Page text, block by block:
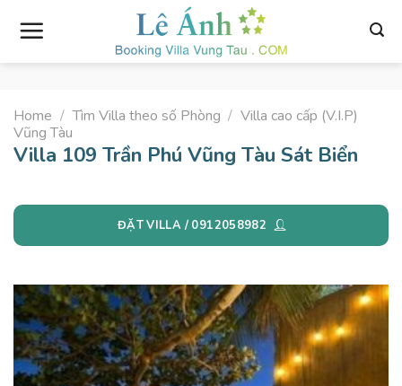
Home / Tìm Villa theo số Phòng / Villa cao cấp (V.I.P)
Vũng Tàu
Villa 109 Trần Phú Vũng Tàu Sát Biển
ĐẶT VILLA / 0912058982